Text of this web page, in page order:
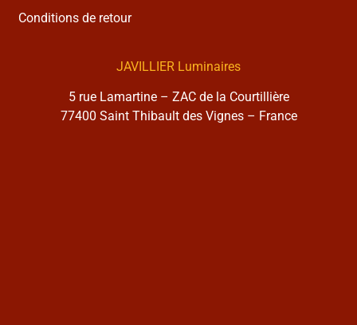
Conditions de retour
JAVILLIER Luminaires
5 rue Lamartine – ZAC de la Courtillière
77400 Saint Thibault des Vignes – France